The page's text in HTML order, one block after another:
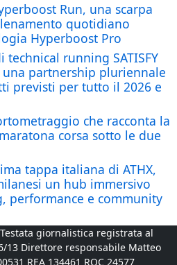
Run, una scarpa
quotidiano
Hyperboost Pro
running SATISFY
partnership pluriennale
previsti per tutto il 2026 e
che racconta la
corsa sotto le due
tappa italiana di ATHX,
un hub immersivo
performance e community
giornalistica registrata al
13 Direttore responsabile Matteo
REA 134461 ROC 24577